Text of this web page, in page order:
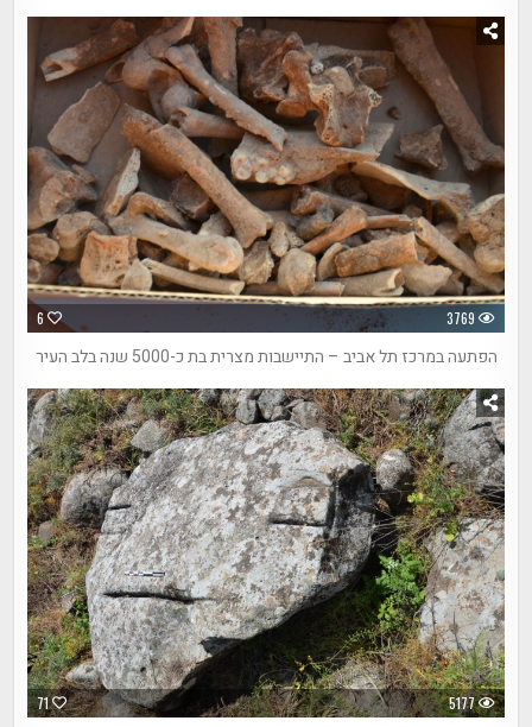
6 3769
הפתעה במרכז תל אביב – התיישבות מצרית בת כ-5000 שנה בלב העיר
71 5177